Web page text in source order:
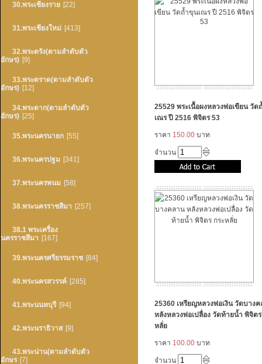
30.พระเชียงราย [22]
31.พระเชียงใหม่ [413]
32.พระตรัง(ตามลำดับตัว
อักษร) [9]
33.พระตราด(ตามลำดับตัว
อักษร) [12]
34.พระตาก(ตามลำดับตัว
อักษร) [25]
35.พระนครนายก [55]
36.พระนครปฐม [341]
37.พระนครพนม [58]
38.พระนครราชสีมา [257]
38.1 พระเครื่อง
นครราชสีมา [167]
39.พระนครศรีธรรมราช [84]
40.พระนครสวรรค์ [285]
41.พระนนทบุรี [94]
42.พระนราธิวาส [9]
43.พระน่าน(ตามลำดับตัว
อักษร [7]
25529 พระเนื้อผงหลวงพ่อเขียน วัด
เณร ปี 2516 พิจิตร 53
ราคา 150.00 บาท
จำนวน
25360 เหรียญหลวงพ่อเงิน วัดบาง
หลังหลวงพ่อเปลื่อง วัดท้ายน้ำ พิจิตร
หลั่ย
ราคา 100.00 บาท
จำนวน